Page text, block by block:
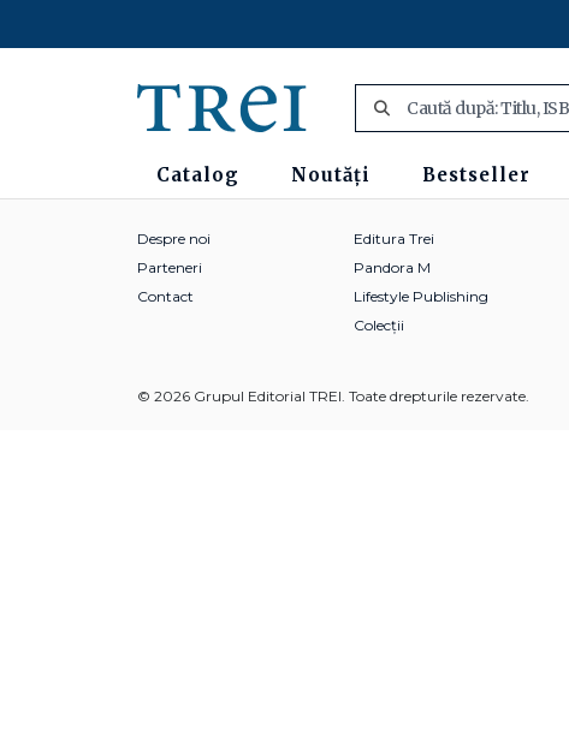
Catalog Noutăți Bestseller
Despre noi
Parteneri
Contact
Editura Trei
Pandora M
Lifestyle Publishing
Colecții
© 2026 Grupul Editorial TREI. Toate drepturile rezervate.